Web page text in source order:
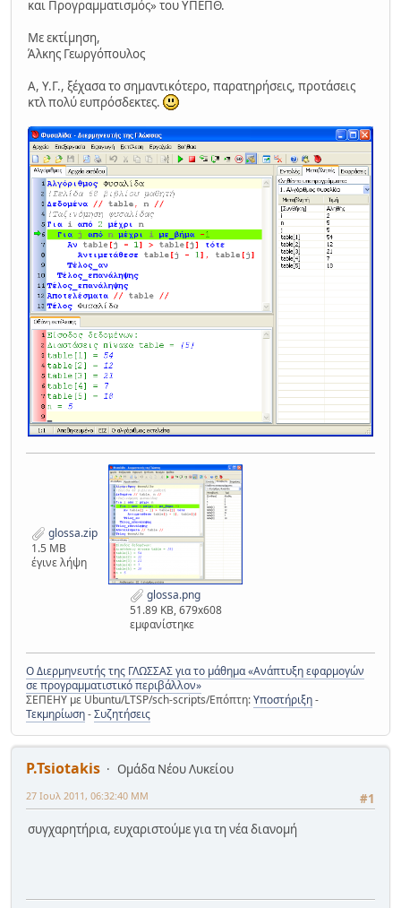
και Προγραμματισμός» του ΥΠΕΠΘ.
Με εκτίμηση,
Άλκης Γεωργόπουλος
Α, Υ.Γ., ξέχασα το σημαντικότερο, παρατηρήσεις, προτάσεις
κτλ πολύ ευπρόσδεκτες.
glossa.zip
1.5 MB
έγινε λήψη
glossa.png
51.89 KB, 679x608
εμφανίστηκε
Ο Διερμηνευτής της ΓΛΩΣΣΑΣ για το μάθημα «Ανάπτυξη εφαρμογών
σε προγραμματιστικό περιβάλλον»
ΣΕΠΕΗΥ με Ubuntu/LTSP/sch-scripts/Επόπτη:Υποστήριξη-
Τεκμηρίωση-Συζητήσεις
P.Tsiotakis
Ομάδα Νέου Λυκείου
#1
27 Ιουλ 2011, 06:32:40 ΜΜ
συγχαρητήρια, ευχαριστούμε για τη νέα διανομή